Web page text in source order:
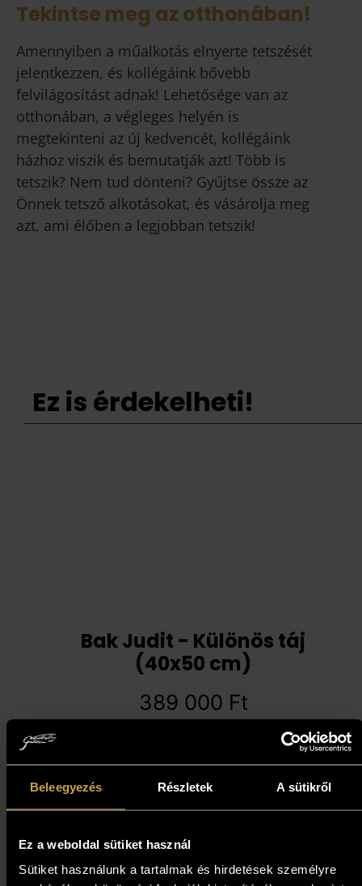
Beleegyezés Részletek A sütikről
Ez a weboldal sütiket használ
Sütiket használunk a tartalmak és hirdetések személyre
Tekintse meg az otthonában!
Amennyiben a műalkotás elnyerte tetszését
jelentkezzen, és kollégáink bővebb
felvilágosítást adnak! Lehetősége van az
otthonában, a végleges helyén is
megtekinteni az új kedvencét, kollégáink
házhoz viszik és bemutatják azt! Több is
tetszik? Nem tud dönteni? Gyűjtse össze az
Önnek tetsző alkotásokat, és vásárolja meg
azt, ami élőben a legjobban tetszik!
Ez is érdekelheti!
Bak Judit - Különös táj
(40x50 cm)
389 000 Ft